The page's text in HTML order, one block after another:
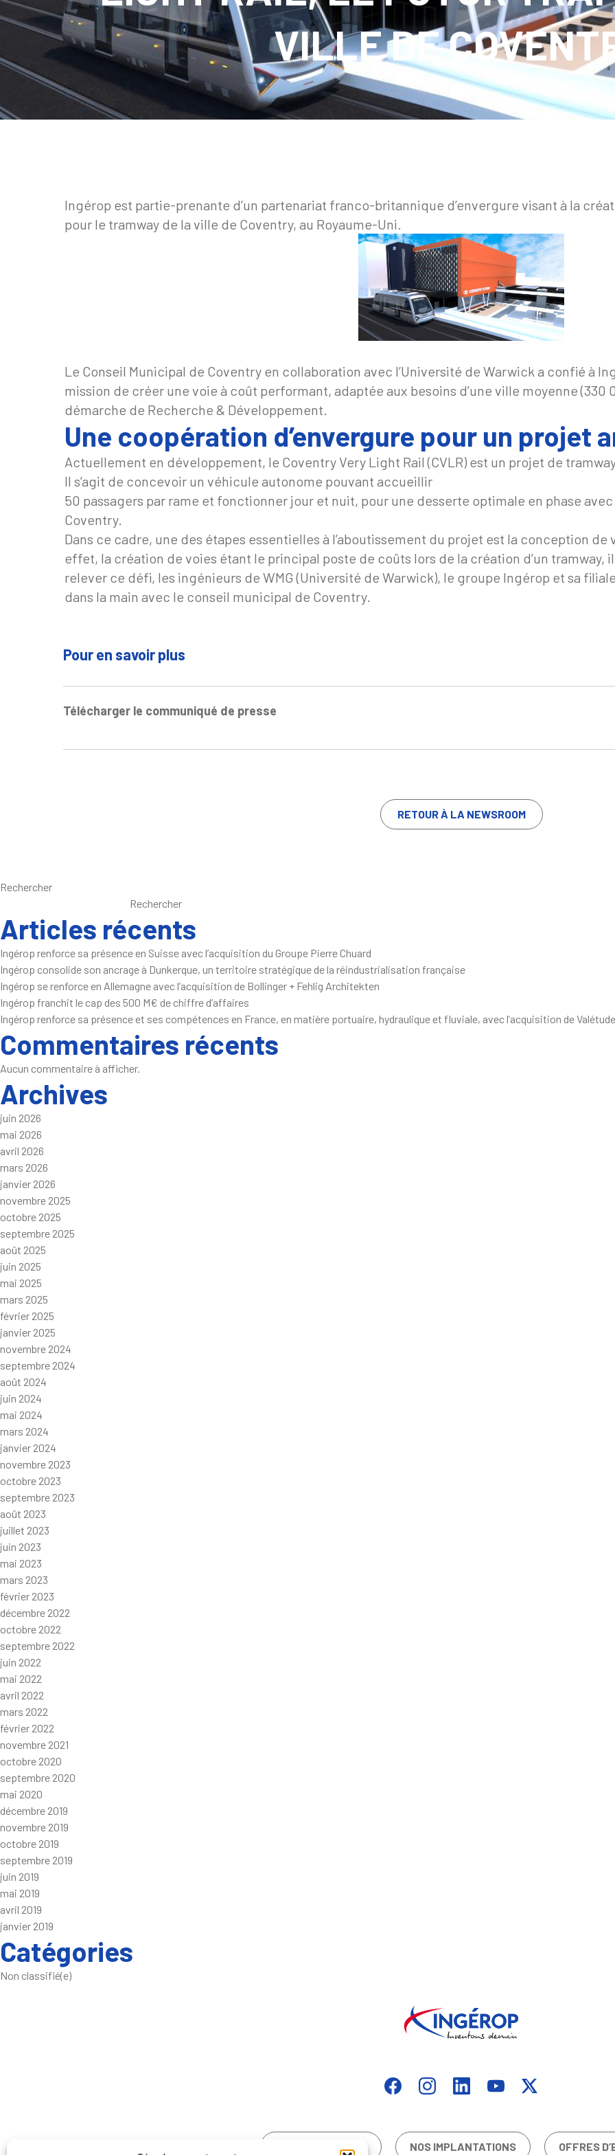
VILLE DE
Ingérop est partie-prenante d’un partenariat franco-britannique d’envergure visant à la
pour le tramway de la ville de Coventry, au Royaume-Uni.
Le Conseil Municipal de Coventry en collaboration avec l’Université de Warwick a confié à
mission de créer une voie à coût performant, adaptée aux besoins d’une ville moyenne (330
démarche de Recherche & Développement.
Une coopération d’envergure pour un projet
Actuellement en développement, le Coventry Very Light Rail (CVLR) est un projet de
Il s’agit de concevoir un véhicule autonome pouvant accueillir
50 passagers par rame et fonctionner jour et nuit, pour une desserte optimale en phase
Coventry.
Dans ce cadre, une des étapes essentielles à l’aboutissement du projet est la conception
effet, la création de voies étant le principal poste de coûts lors de la création d’un tramway,
relever ce défi, les ingénieurs de WMG (Université de Warwick), le groupe Ingérop et sa
dans la main avec le conseil municipal de Coventry.
Pour en savoir plus
Télécharger le communiqué de presse
RETOUR À LA NEWSROOM
Rechercher
Rechercher
Articles récents
Ingérop renforce sa présence en Suisse avec l’acquisition du Groupe Pierre Chuard
Ingérop consolide son ancrage à Dunkerque, un territoire stratégique de la réindustrialisation française
Ingérop se renforce en Allemagne avec l’acquisition de Bollinger + Fehlig Architekten
Ingérop franchit le cap des 500 M€ de chiffre d’affaires
Ingérop renforce sa présence et ses compétences en France, en matière portuaire, hydraulique et fluviale, avec l’acquisition de
Commentaires récents
Aucun commentaire à afficher.
Archives
juin 2026
mai 2026
avril 2026
mars 2026
janvier 2026
novembre 2025
octobre 2025
septembre 2025
août 2025
juin 2025
mai 2025
mars 2025
février 2025
janvier 2025
novembre 2024
septembre 2024
août 2024
juin 2024
mai 2024
mars 2024
janvier 2024
novembre 2023
octobre 2023
septembre 2023
août 2023
juillet 2023
juin 2023
mai 2023
mars 2023
février 2023
décembre 2022
octobre 2022
septembre 2022
juin 2022
mai 2022
avril 2022
mars 2022
février 2022
novembre 2021
octobre 2020
septembre 2020
mai 2020
décembre 2019
novembre 2019
octobre 2019
septembre 2019
juin 2019
mai 2019
avril 2019
janvier 2019
Catégories
Non classifié(e)
NOUS CONTACTER NOS IMPLANTATIONS OFFRES